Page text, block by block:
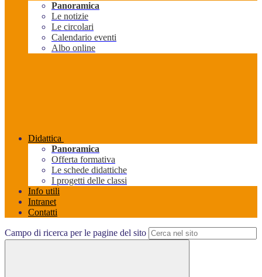
Panoramica
Le notizie
Le circolari
Calendario eventi
Albo online
Didattica
Panoramica
Offerta formativa
Le schede didattiche
I progetti delle classi
Info utili
Intranet
Contatti
Campo di ricerca per le pagine del sito